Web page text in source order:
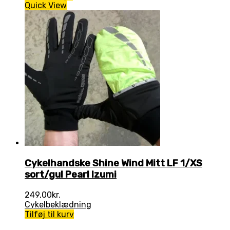
Quick View
Cykelhandske Shine Wind Mitt LF 1/XS
sort/gul Pearl Izumi
249,00kr.
Cykelbeklædning
Tilføj til kurv